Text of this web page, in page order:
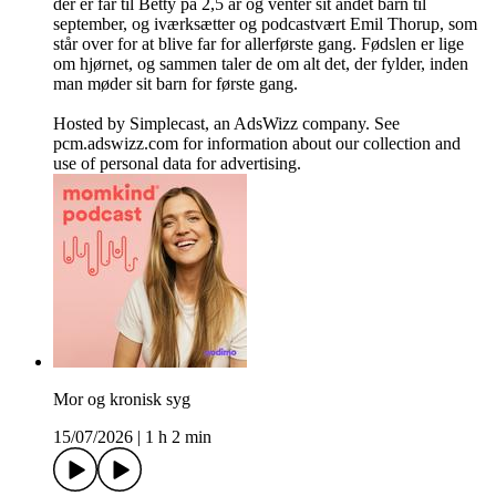
der er far til Betty på 2,5 år og venter sit andet barn til
september, og iværksætter og podcastvært Emil Thorup, som
står over for at blive far for allerførste gang. Fødslen er lige
om hjørnet, og sammen taler de om alt det, der fylder, inden
man møder sit barn for første gang.
Hosted by Simplecast, an AdsWizz company. See
pcm.adswizz.com for information about our collection and
use of personal data for advertising.
Mor og kronisk syg
15/07/2026
1 h 2 min